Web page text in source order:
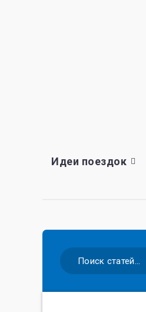
Идеи поездок